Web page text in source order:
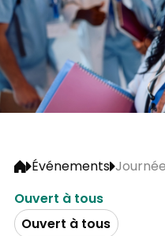
Événements
Ouvert à tous
Ouvert à tous